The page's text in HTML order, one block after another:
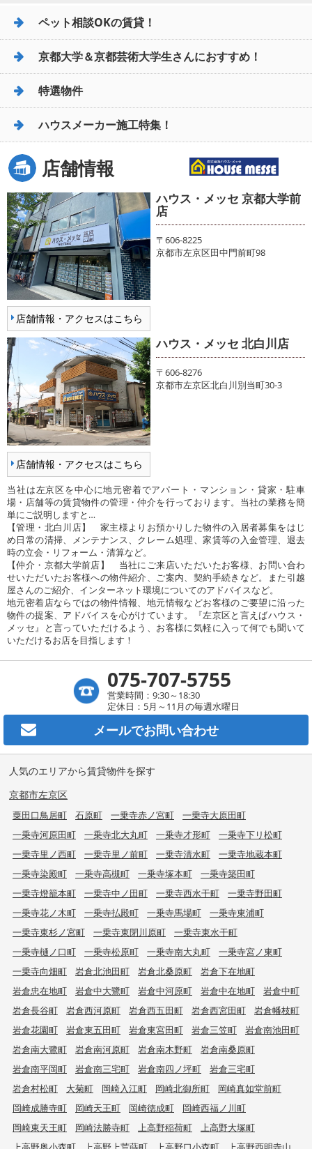
ペット相談OKの賃貸！
京都大学＆京都芸術大学生さんにおすすめ！
特選物件
ハウスメーカー施工特集！
店舗情報
店舗情報・アクセスはこちら
ハウス・メッセ 京都大学前
店
〒606-8225
京都市左京区田中門前町98
店舗情報・アクセスはこちら
ハウス・メッセ 北白川店
〒606-8276
京都市左京区北白川別当町30-3
当社は左京区を中心に地元密着でアパート・マンション・貸家・駐車
場・店舗等の賃貸物件の管理・仲介を行っております。当社の業務を簡
単にご説明しますと…
【管理・北白川店】 家主様よりお預かりした物件の入居者募集をはじ
め日常の清掃、メンテナンス、クレーム処理、家賃等の入金管理、退去
時の立会・リフォーム・清算など。
【仲介・京都大学前店】 当社にご来店いただいたお客様、お問い合わ
せいただいたお客様への物件紹介、ご案内、契約手続きなど。また引越
屋さんのご紹介、インターネット環境についてのアドバイスなど。
地元密着店ならではの物件情報、地元情報などお客様のご要望に沿った
物件の提案、アドバイスを心がけています。『左京区と言えばハウス・
メッセ』と言っていただけるよう、お客様に気軽に入って何でも聞いて
いただけるお店を目指します！
075-707-5755
営業時間：9:30～18:30
定休日：5月～11月の毎週水曜日
メールでお問い合わせ
人気のエリアから賃貸物件を探す
京都市左京区
粟田口鳥居町 石原町 一乗寺赤ノ宮町
一乗寺大原田町
一乗寺河原田町
一乗寺北大丸町 一乗寺才形町
一乗寺下リ松町
一乗寺里ノ西町
一乗寺里ノ前町 一乗寺清水町
一乗寺地蔵本町
一乗寺染殿町
一乗寺高槻町 一乗寺塚本町
一乗寺築田町
一乗寺燈籠本町
一乗寺中ノ田町 一乗寺西水干町
一乗寺野田町
一乗寺花ノ木町
一乗寺払殿町 一乗寺馬場町
一乗寺東浦町
一乗寺東杉ノ宮町
一乗寺東閉川原町
一乗寺東水干町
一乗寺樋ノ口町
一乗寺松原町 一乗寺南大丸町
一乗寺宮ノ東町
一乗寺向畑町
岩倉北池田町 岩倉北桑原町
岩倉下在地町
岩倉忠在地町
岩倉中大鷺町 岩倉中河原町 岩倉中在地町
岩倉中町
岩倉長谷町
岩倉西河原町 岩倉西五田町 岩倉西宮田町
岩倉幡枝町
岩倉花園町
岩倉東五田町 岩倉東宮田町 岩倉三笠町
岩倉南池田町
岩倉南大鷺町
岩倉南河原町 岩倉南木野町
岩倉南桑原町
岩倉南平岡町
岩倉南三宅町 岩倉南四ノ坪町
岩倉三宅町
岩倉村松町
大菊町 岡崎入江町 岡崎北御所町
岡崎真如堂前町
岡崎成勝寺町
岡崎天王町 岡崎徳成町
岡崎西福ノ川町
岡崎東天王町
岡崎法勝寺町 上高野稲荷町
上高野大塚町